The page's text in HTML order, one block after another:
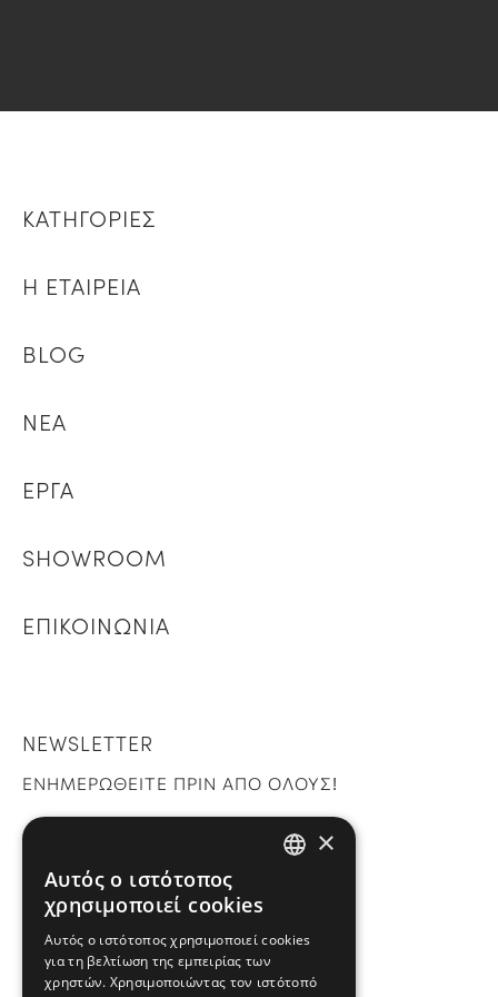
ΚΑΤΗΓΟΡΙΕΣ
Η ΕΤΑΙΡΕΙΑ
BLOG
ΝΕΑ
ΕΡΓΑ
SHOWROOM
ΕΠΙΚΟΙΝΩΝΙΑ
NEWSLETTER
ΕΝΗΜΕΡΩΘΕΙΤΕ ΠΡΙΝ ΑΠΟ ΟΛΟΥΣ!
ΕΠΙΚΟΙΝΩΝΗΣΤΕ ΜΑΖΙ ΜΑΣ
×
Αυτός ο ιστότοπος
χρησιμοποιεί cookies
Αυτός ο ιστότοπος χρησιμοποιεί cookies
για τη βελτίωση της εμπειρίας των
χρηστών. Χρησιμοποιώντας τον ιστότοπό